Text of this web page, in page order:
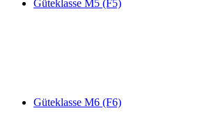
Güteklasse M5 (F5)
Güteklasse M6 (F6)